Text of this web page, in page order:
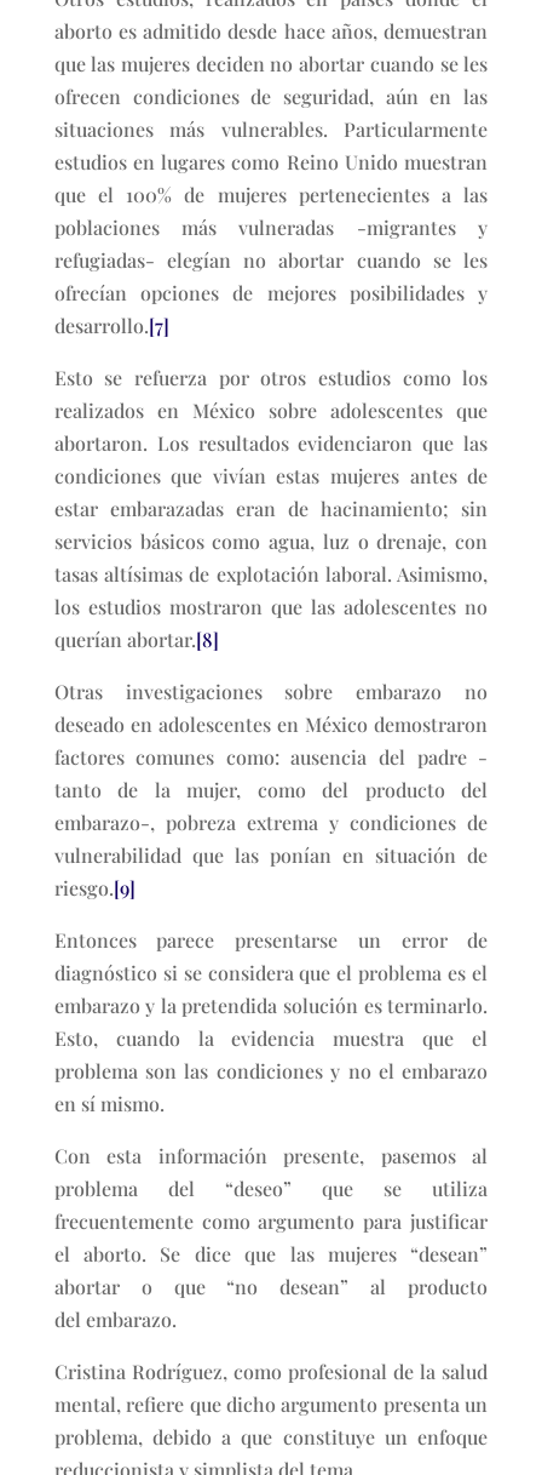
aborto es admitido desde hace años, demuestran
que las mujeres deciden no abortar cuando se les
ofrecen condiciones de seguridad, aún en las
situaciones más vulnerables. Particularmente
estudios en lugares como Reino Unido muestran
que el 100% de mujeres pertenecientes a las
poblaciones más vulneradas -migrantes y
refugiadas- elegían no abortar cuando se les
ofrecían opciones de mejores posibilidades y
desarrollo.[7]
Esto se refuerza por otros estudios como los
realizados en México sobre adolescentes que
abortaron. Los resultados evidenciaron que las
condiciones que vivían estas mujeres antes de
estar embarazadas eran de hacinamiento; sin
servicios básicos como agua, luz o drenaje, con
tasas altísimas de explotación laboral. Asimismo,
los estudios mostraron que las adolescentes no
querían abortar.[8]
Otras investigaciones sobre embarazo no
deseado en adolescentes en México demostraron
factores comunes como: ausencia del padre -
tanto de la mujer, como del producto del
embarazo-, pobreza extrema y condiciones de
vulnerabilidad que las ponían en situación de
riesgo.[9]
Entonces parece presentarse un error de
diagnóstico si se considera que el problema es el
embarazo y la pretendida solución es terminarlo.
Esto, cuando la evidencia muestra que el
problema son las condiciones y no el embarazo
en sí mismo.
Con esta información presente, pasemos al
problema del “deseo” que se utiliza
frecuentemente como argumento para justificar
el aborto. Se dice que las mujeres “desean”
abortar o que “no desean” al producto
del embarazo.
Cristina Rodríguez, como profesional de la salud
mental, refiere que dicho argumento presenta un
problema, debido a que constituye un enfoque
reduccionista y simplista del tema.